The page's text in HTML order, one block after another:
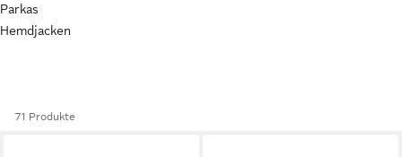
Parkas
Hemdjacken
71 Produkte